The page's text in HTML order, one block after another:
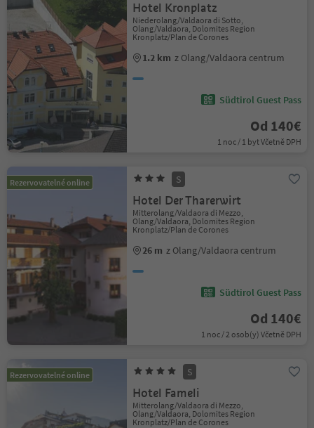
Hotel Kronplatz
Niederolang/Valdaora di Sotto,
Olang/Valdaora, Dolomites Region
Kronplatz/Plan de Corones
1.2 km z Olang/Valdaora centrum
Südtirol Guest Pass
Od 140€
1 noc / 1 byt Včetně DPH
Rezervovatelné online S
Hotel Der Tharerwirt
Mitterolang/Valdaora di Mezzo,
Olang/Valdaora, Dolomites Region
Kronplatz/Plan de Corones
26 m z Olang/Valdaora centrum
Südtirol Guest Pass
Od 140€
1 noc / 2 osob(y) Včetně DPH
Rezervovatelné online S
Hotel Fameli
Mitterolang/Valdaora di Mezzo,
Olang/Valdaora, Dolomites Region
Kronplatz/Plan de Corones